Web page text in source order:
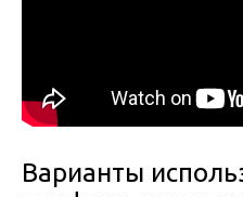
Варианты